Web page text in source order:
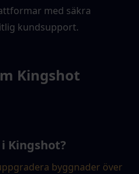
med säkra
kundsupport.
Kingshot
Kingshot?
byggnader över